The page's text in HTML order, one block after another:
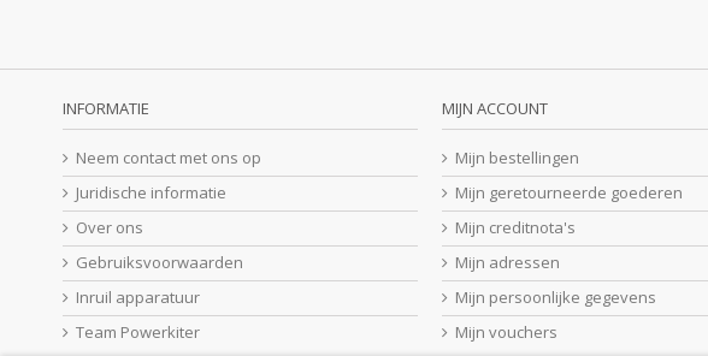
INFORMATIE
Neem contact met ons op
Juridische informatie
Over ons
Gebruiksvoorwaarden
Inruil apparatuur
Team Powerkiter
MIJN ACCOUNT
Mijn bestellingen
Mijn geretourneerde goederen
Mijn creditnota's
Mijn adressen
Mijn persoonlijke gegevens
Mijn vouchers